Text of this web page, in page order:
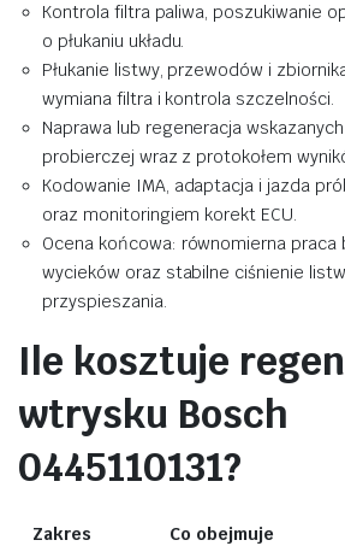
Kontrola filtra paliwa, poszukiwanie
o płukaniu układu.
Płukanie listwy, przewodów i
wymiana filtra i kontrola szczelności.
Naprawa lub regeneracja
probierczej wraz z protokołem
Kodowanie IMA, adaptacja i jazda
oraz monitoringiem korekt ECU.
Ocena końcowa: równomierna praca
wycieków oraz stabilne ciśnienie
przyspieszania.
Ile kosztuje
wtrysku Bosch
0445110131?
Zakres Co obejmuje